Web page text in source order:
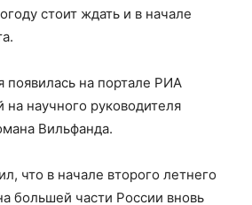
стоит ждать и в начале
на портале РИА
на научного руководителя
Вильфанда.
что в начале второго летнего
большей части России вновь